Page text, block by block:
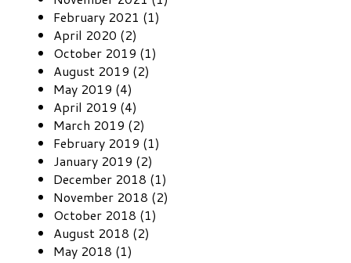
February 2021 (1)
April 2020 (2)
October 2019 (1)
August 2019 (2)
May 2019 (4)
April 2019 (4)
March 2019 (2)
February 2019 (1)
January 2019 (2)
December 2018 (1)
November 2018 (2)
October 2018 (1)
August 2018 (2)
May 2018 (1)